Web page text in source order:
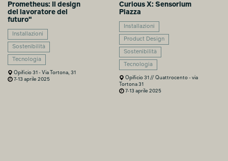
Prometheus: Il design
del lavoratore del
futuro"
Installazioni
Sostenibilità
Tecnologia
Opificio 31 - Via Tortona, 31
7-13 aprile 2025
Curious X: Sensorium
Piazza
Installazioni
Product Design
Sostenibilità
Tecnologia
Opificio 31 // Quattrocento - via
Tortona 31
7-13 aprile 2025